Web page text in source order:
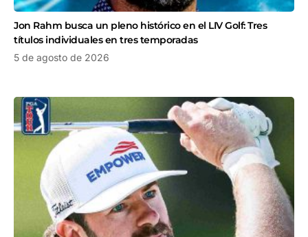
Jon Rahm busca un pleno histórico en el LIV Golf: Tres
títulos individuales en tres temporadas
5 de agosto de 2026